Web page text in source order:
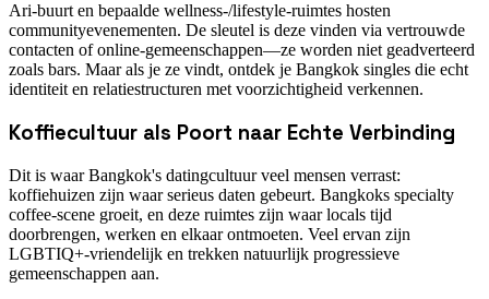
Ari-buurt en bepaalde wellness-/lifestyle-ruimtes hosten
communityevenementen. De sleutel is deze vinden via vertrouwde
contacten of online-gemeenschappen—ze worden niet geadverteerd
zoals bars. Maar als je ze vindt, ontdek je Bangkok singles die echt
identiteit en relatiestructuren met voorzichtigheid verkennen.
Koffiecultuur als Poort naar Echte Verbinding
Dit is waar Bangkok's datingcultuur veel mensen verrast:
koffiehuizen zijn waar serieus daten gebeurt. Bangkoks specialty
coffee-scene groeit, en deze ruimtes zijn waar locals tijd
doorbrengen, werken en elkaar ontmoeten. Veel ervan zijn
LGBTIQ+-vriendelijk en trekken natuurlijk progressieve
gemeenschappen aan.